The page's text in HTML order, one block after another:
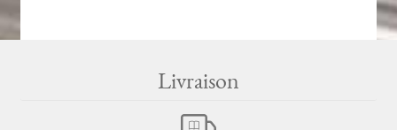
Livraison